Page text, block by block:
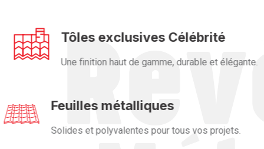
Tôles exclusives Célébrité
Une finition haut de gamme, durable et élégante.
Feuilles métalliques
Solides et polyvalentes pour tous vos projets.